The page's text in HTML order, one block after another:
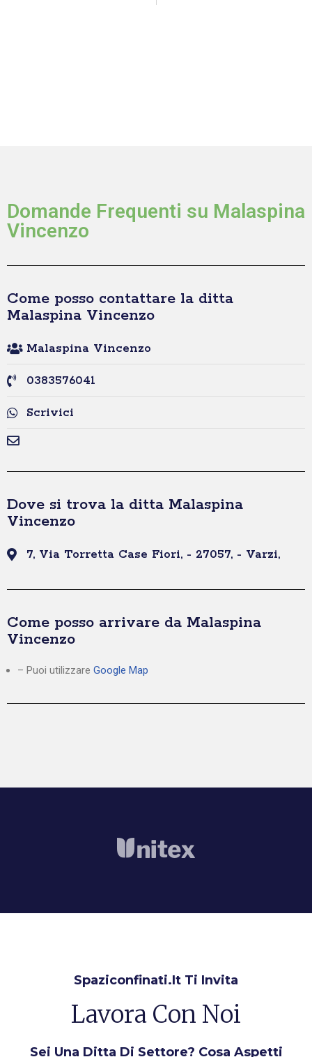
Domande Frequenti su Malaspina
Vincenzo
Come posso contattare la ditta
Malaspina Vincenzo
Malaspina Vincenzo
0383576041
Scrivici
Dove si trova la ditta Malaspina
Vincenzo
7, Via Torretta Case Fiori, - 27057, - Varzi,
Come posso arrivare da Malaspina
Vincenzo
– Puoi utilizzare Google Map
Spaziconfinati.it Ti Invita
Lavora Con Noi
Sei Una Ditta Di Settore? Cosa Aspetti